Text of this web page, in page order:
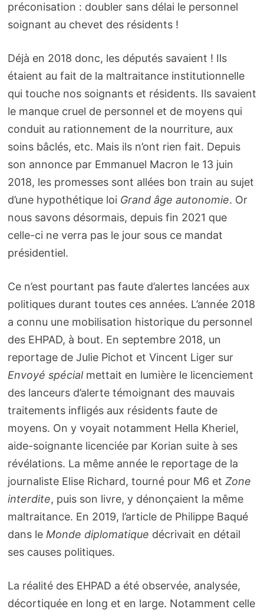
préconisation : doubler sans délai le personnel
soignant au chevet des résidents !
Déjà en 2018 donc, les députés savaient ! Ils
étaient au fait de la maltraitance institutionnelle
qui touche nos soignants et résidents. Ils savaient
le manque cruel de personnel et de moyens qui
conduit au rationnement de la nourriture, aux
soins bâclés, etc. Mais ils n’ont rien fait. Depuis
son annonce par Emmanuel Macron le 13 juin
2018, les promesses sont allées bon train au sujet
d’une hypothétique loi Grand âge autonomie. Or
nous savons désormais, depuis fin 2021 que
celle-ci ne verra pas le jour sous ce mandat
présidentiel.
Ce n’est pourtant pas faute d’alertes lancées aux
politiques durant toutes ces années. L’année 2018
a connu une mobilisation historique du personnel
des EHPAD, à bout. En septembre 2018, un
reportage de Julie Pichot et Vincent Liger sur
Envoyé spécial mettait en lumière le licenciement
des lanceurs d’alerte témoignant des mauvais
traitements infligés aux résidents faute de
moyens. On y voyait notamment Hella Kheriel,
aide-soignante licenciée par Korian suite à ses
révélations. La même année le reportage de la
journaliste Elise Richard, tourné pour M6 et Zone
interdite, puis son livre, y dénonçaient la même
maltraitance. En 2019, l’article de Philippe Baqué
dans le Monde diplomatique décrivait en détail
ses causes politiques.
La réalité des EHPAD a été observée, analysée,
décortiquée en long et en large. Notamment celle